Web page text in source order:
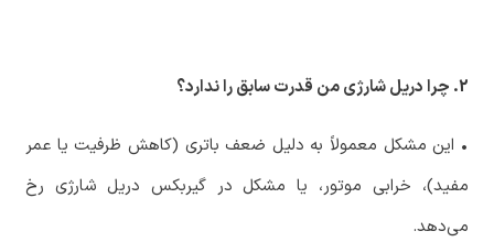
2. چرا دریل شارژی من قدرت سابق را ندارد؟
‏• این مشکل معمولاً به دلیل ضعف باتری (کاهش ظرفیت یا عمر
مفید)، خرابی موتور، یا مشکل در گیربکس دریل شارژی رخ
می‌دهد.